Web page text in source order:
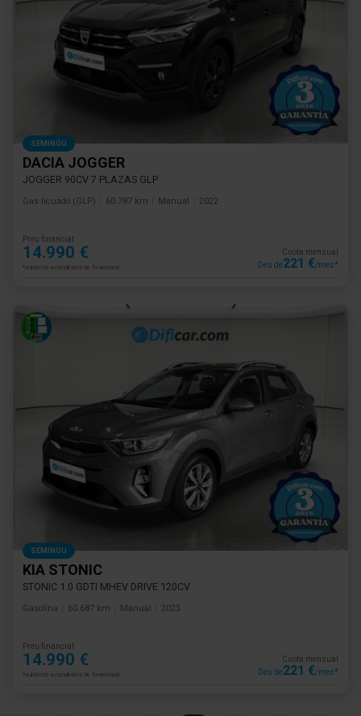
SEMINOU
DACIA JOGGER
JOGGER 90CV 7 PLAZAS GLP
Gas licuado (GLP) 60.787 km Manual 2022
Preu financiat
14.990 €
*subjecte a condicions de financiació
Cuota mensual
Des de221 €/mes*
SEMINOU
KIA STONIC
STONIC 1.0 GDTI MHEV DRIVE 120CV
Gasolina 60.687 km Manual 2023
Preu financiat
14.990 €
*subjecte a condicions de financiació
Cuota mensual
Des de221 €/mes*